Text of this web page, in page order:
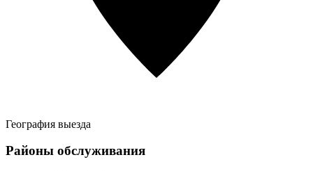
География выезда
Районы обслуживания